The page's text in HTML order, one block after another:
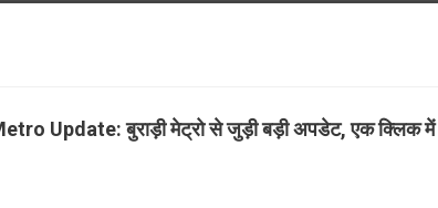
Update: बुराड़ी मेट्रो से जुड़ी बड़ी अपडेट, एक क्लिक में